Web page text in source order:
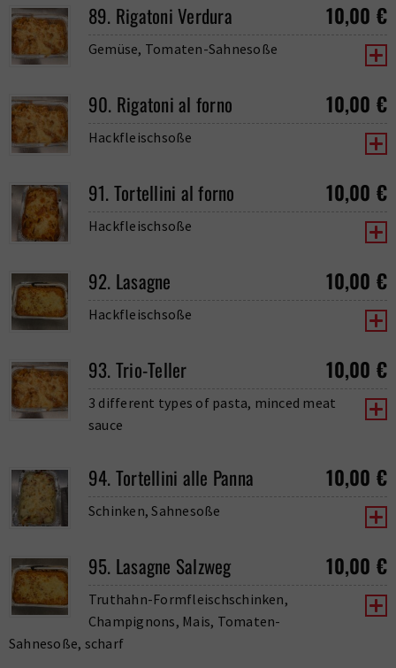
89. Rigatoni Verdura 10,00 €
Gemüse, Tomaten-Sahnesoße
90. Rigatoni al forno 10,00 €
Hackfleischsoße
91. Tortellini al forno 10,00 €
Hackfleischsoße
92. Lasagne 10,00 €
Hackfleischsoße
93. Trio-Teller 10,00 €
3 different types of pasta, minced meat
sauce
94. Tortellini alle Panna 10,00 €
Schinken, Sahnesoße
95. Lasagne Salzweg 10,00 €
Truthahn-Formfleischschinken,
Champignons, Mais, Tomaten-
Sahnesoße, scharf